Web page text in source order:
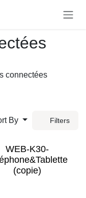
connectées
By Filters
WEB-K30-
(copie)